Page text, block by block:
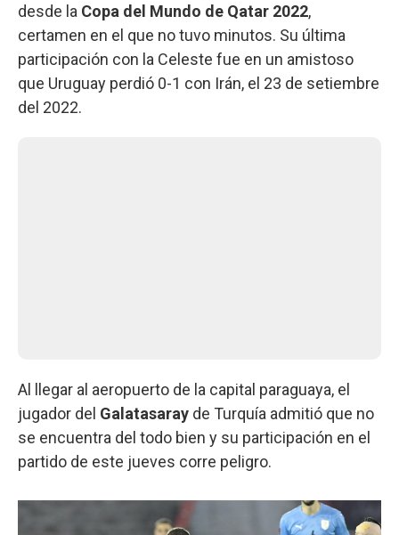
desde la Copa del Mundo de Qatar 2022,
certamen en el que no tuvo minutos. Su última
participación con la Celeste fue en un amistoso
que Uruguay perdió 0-1 con Irán, el 23 de setiembre
del 2022.
Al llegar al aeropuerto de la capital paraguaya, el
jugador del Galatasaray de Turquía admitió que no
se encuentra del todo bien y su participación en el
partido de este jueves corre peligro.